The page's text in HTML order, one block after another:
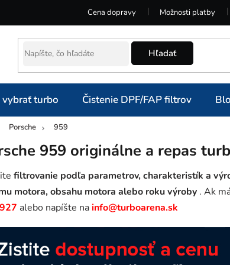
Cena dopravy Možnosti platby
Hľadať
turbo Čistenie DPF/FAP filtrov
Porsche 959
959 originálne a repas
filtrovanie podľa parametrov, charakteristík a
motora, obsahu motora alebo roku výroby . Ak
alebo napíšte nainfo@turboarena.sk